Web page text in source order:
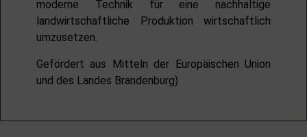
moderne Technik für eine nachhaltige
landwirtschaftliche Produktion wirtschaftlich
umzusetzen.
Gefördert aus Mitteln der Europäischen Union
und des Landes Brandenburg)